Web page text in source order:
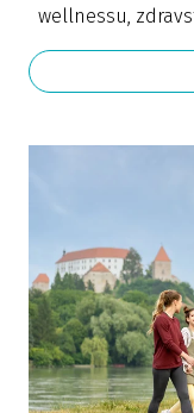
wellnessu,